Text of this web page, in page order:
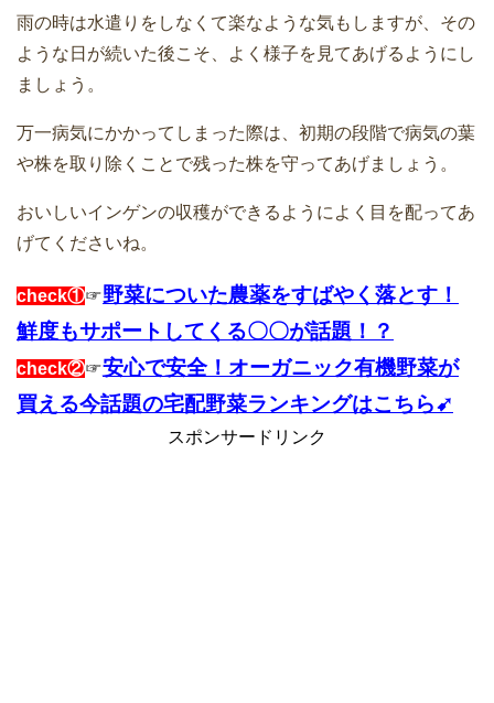
雨の時は水遣りをしなくて楽なような気もしますが、その
ような日が続いた後こそ、よく様子を見てあげるようにし
ましょう。
万一病気にかかってしまった際は、初期の段階で病気の葉
や株を取り除くことで残った株を守ってあげましょう。
おいしいインゲンの収穫ができるようによく目を配ってあ
げてくださいね。
check①☞野菜についた農薬をすばやく落とす！
鮮度もサポートしてくる〇〇が話題！？
check②☞安心で安全！オーガニック有機野菜が
買える今話題の宅配野菜ランキングはこちら➹
スポンサードリンク